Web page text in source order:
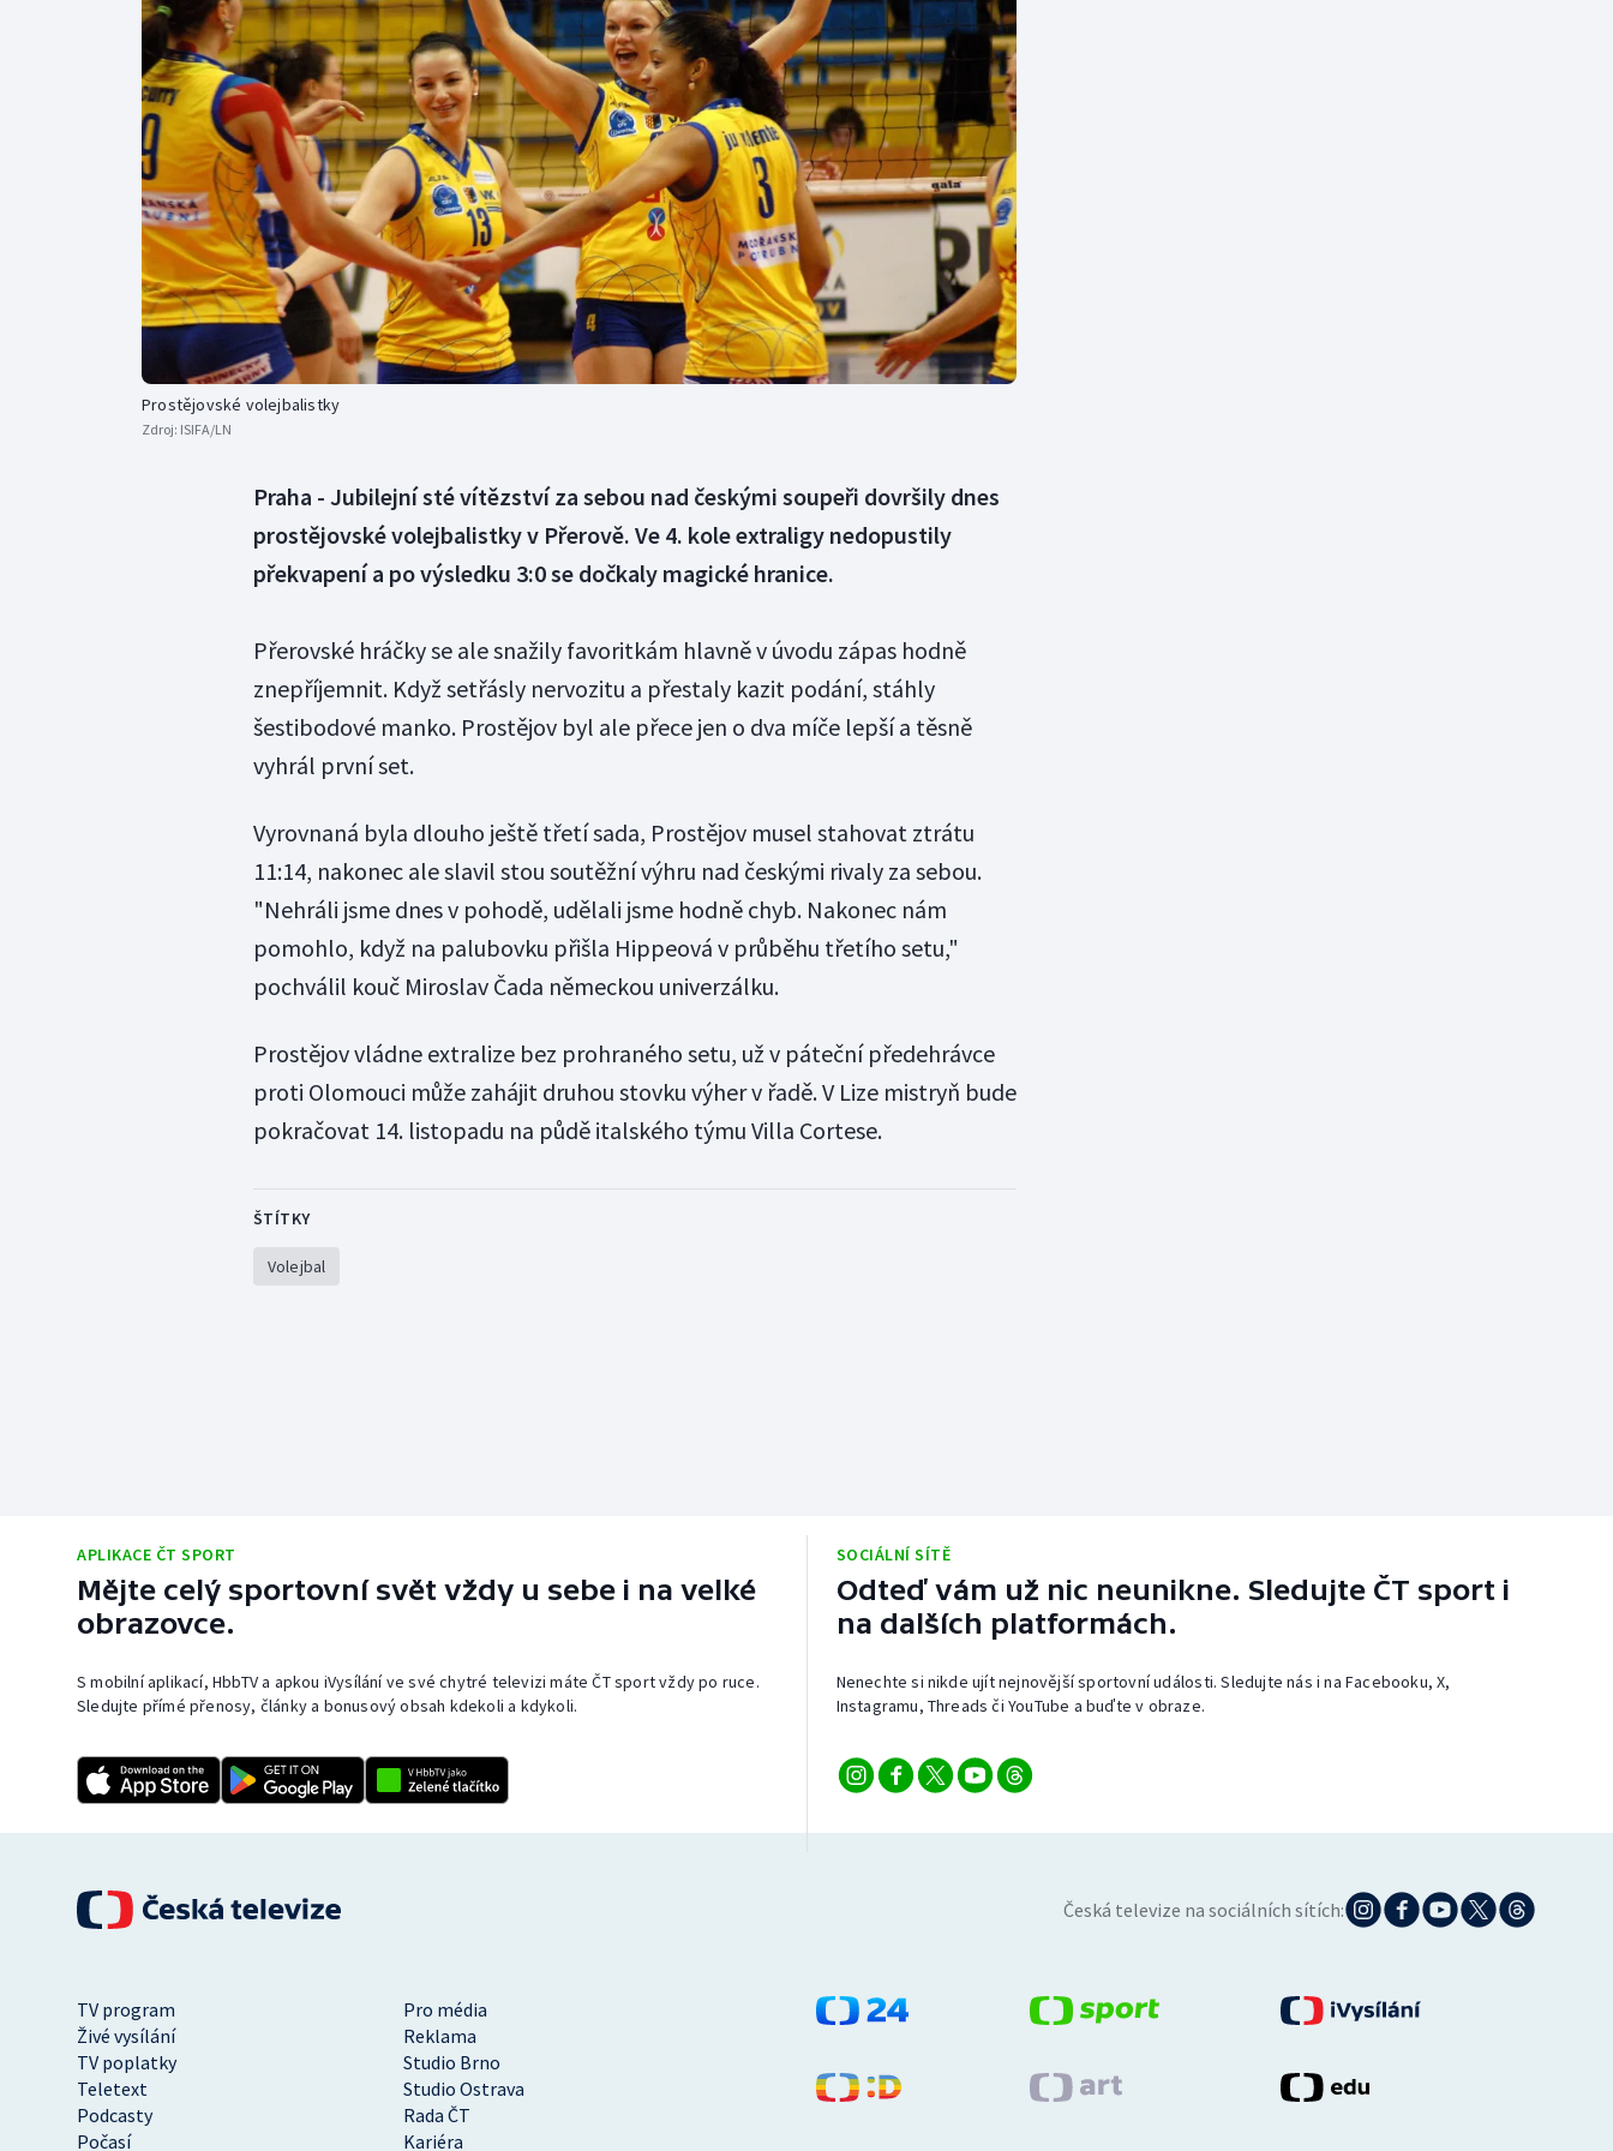
Curling
Dostihy
Florbal
Futsal
Golf
Gymnastika
Moderní pětiboj
Motorsport
Olympijské hry
Parasport
Plavání
Plážový volejbal
Triatlon
Veslování
Vodní slalom
Volejbal
Ostatní
Prostějovské volejbalistky
Zdroj: ISIFA/LN
Praha - Jubilejní sté vítězství za sebou nad českými soupeři dovršily dnes
prostějovské volejbalistky v Přerově. Ve 4. kole extraligy nedopustily
překvapení a po výsledku 3:0 se dočkaly magické hranice.
Přerovské hráčky se ale snažily favoritkám hlavně v úvodu zápas hodně
znepříjemnit. Když setřásly nervozitu a přestaly kazit podání, stáhly
šestibodové manko. Prostějov byl ale přece jen o dva míče lepší a těsně
vyhrál první set.
Vyrovnaná byla dlouho ještě třetí sada, Prostějov musel stahovat ztrátu
11:14, nakonec ale slavil stou soutěžní výhru nad českými rivaly za sebou.
"Nehráli jsme dnes v pohodě, udělali jsme hodně chyb. Nakonec nám
pomohlo, když na palubovku přišla Hippeová v průběhu třetího setu,"
pochválil kouč Miroslav Čada německou univerzálku.
Prostějov vládne extralize bez prohraného setu, už v páteční předehrávce
proti Olomouci může zahájit druhou stovku výher v řadě. V Lize mistryň bude
pokračovat 14. listopadu na půdě italského týmu Villa Cortese.
ŠTÍTKY
Volejbal
APLIKACE ČT SPORT
Mějte celý sportovní svět vždy u sebe i na velké
obrazovce.
S mobilní aplikací, HbbTV a apkou iVysílání ve své chytré televizi máte ČT sport vždy po ruce.
Sledujte přímé přenosy, články a bonusový obsah kdekoli a kdykoli.
SOCIÁLNÍ SÍTĚ
Odteď vám už nic neunikne. Sledujte ČT sport i
na dalších platformách.
Nenechte si nikde ujít nejnovější sportovní události. Sledujte nás i na Facebooku, X,
Instagramu, Threads či YouTube a buďte v obraze.
Česká televize na sociálních sítích:
TV program
Pro média
Živé vysílání
Reklama
TV poplatky
Studio Brno
Teletext
Studio Ostrava
Podcasty
Rada ČT
Počasí
Kariéra